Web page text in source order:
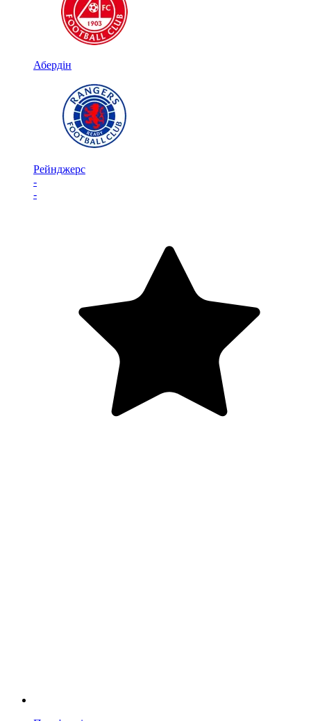
Абердін
Рейнджерс
-
-